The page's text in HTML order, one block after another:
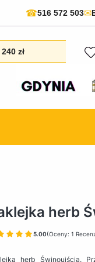
☎516 572 503✉
zł
herb
5.00(Oceny: 1
herb Świnoujścia.